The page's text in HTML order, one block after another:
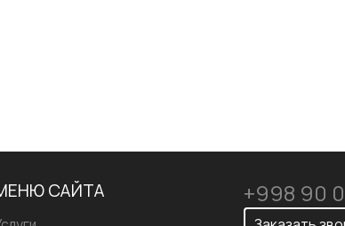
+998 90
САЙТА